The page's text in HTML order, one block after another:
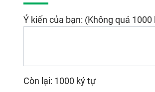
Ý kiến của bạn: (Không quá 1000
Còn lại: 1000 ký tự